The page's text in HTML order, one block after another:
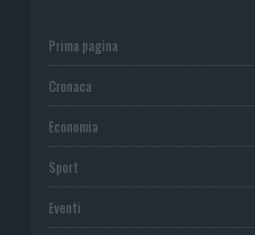
Prima pagina
Cronaca
Economia
Sport
Eventi